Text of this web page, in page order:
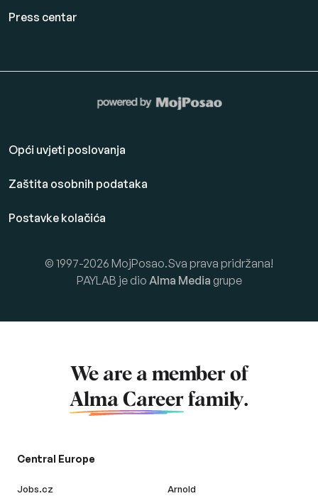
Press centar
Opći uvjeti poslovanja
Zaštita osobnih podataka
Postavke kolačića
© 1997-2026 MojPosao.Sva prava pridržana!
PAYLAB je dio Alma Media grupe
We are a member of
Alma Career family.
Central Europe
Jobs.cz
Arnold